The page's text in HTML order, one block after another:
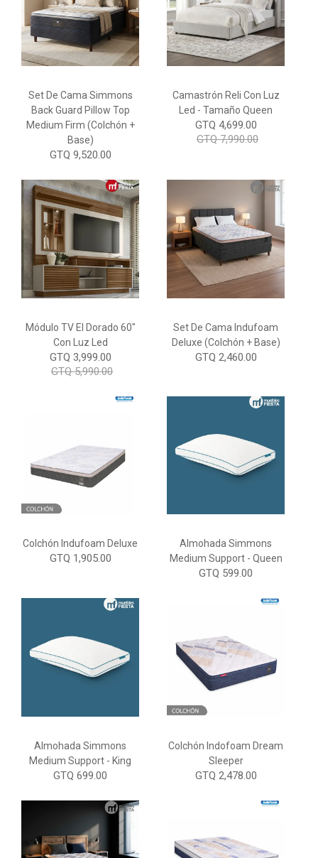
Set De Cama Simmons
Back Guard Pillow Top
Medium Firm (Colchón +
Base)
GTQ 9,520.00
Camastrón Reli Con Luz
Led - Tamaño Queen
GTQ 4,699.00
GTQ 7,990.00
Módulo TV El Dorado 60"
Con Luz Led
GTQ 3,999.00
GTQ 5,990.00
Set De Cama Indufoam
Deluxe (Colchón + Base)
GTQ 2,460.00
Colchón Indufoam Deluxe
GTQ 1,905.00
Almohada Simmons
Medium Support - Queen
GTQ 599.00
Almohada Simmons
Medium Support - King
GTQ 699.00
Colchón Indofoam Dream
Sleeper
GTQ 2,478.00